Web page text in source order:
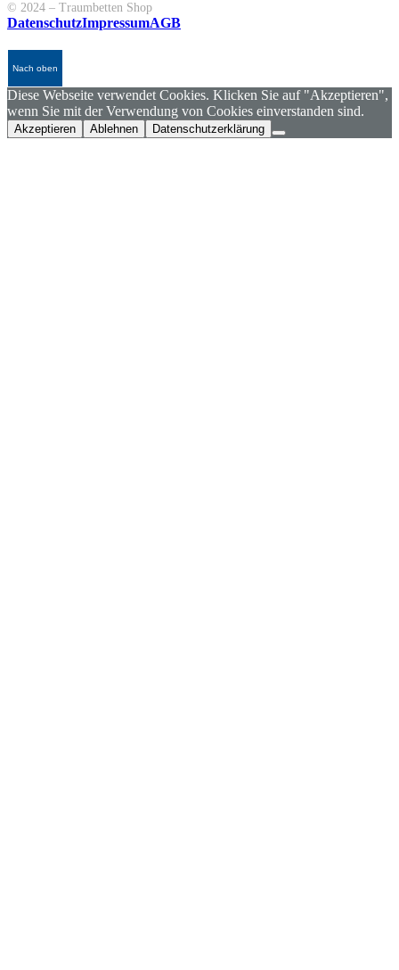
© 2024 – Traumbetten Shop
DatenschutzImpressumAGB
Nach oben
Diese Webseite verwendet Cookies. Klicken Sie auf "Akzeptieren",
wenn Sie mit der Verwendung von Cookies einverstanden sind.
Akzeptieren Ablehnen Datenschutzerklärung